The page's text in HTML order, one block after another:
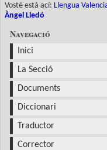
Vosté està ací: Llengua
Àngel Lledó
Navegació
Inici
La Secció
Documents
Diccionari
Traductor
Corrector